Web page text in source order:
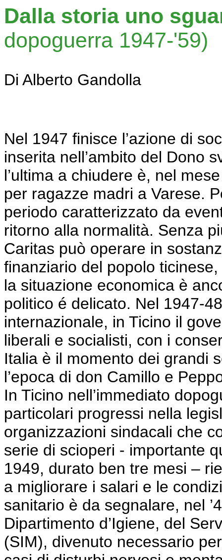
Dalla storia uno
dopoguerra 1947-'59)
Di Alberto Gandolla
Nel 1947 finisce l’azione di
inserita nell’ambito del Dono
l’ultima a chiudere è, nel
per ragazze madri a Varese.
periodo caratterizzato da
ritorno alla normalità. Senza
Caritas può operare in
finanziario del popolo
la situazione economica è
politico é delicato. Nel 1947-
internazionale, in Ticino il
liberali e socialisti, con i
Italia è il momento dei grandi
l’epoca di don Camillo e
In Ticino nell’immediato
particolari progressi nella
organizzazioni sindacali che
serie di scioperi - importante
1949, durato ben tre mesi –
a migliorare i salari e le
sanitario è da segnalare, nel
Dipartimento d’Igiene, del
(SIM), divenuto necessario